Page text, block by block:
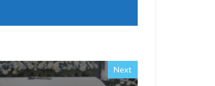
Next